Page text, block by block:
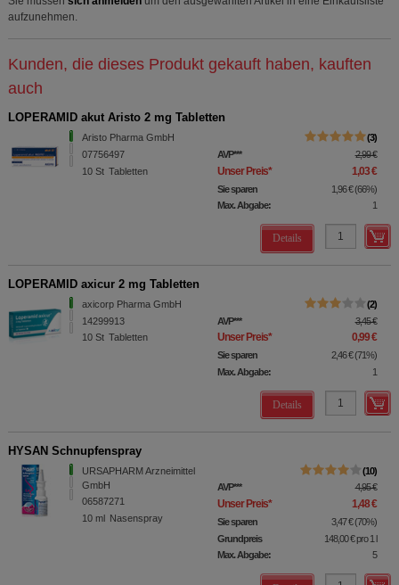
aufzunehmen.
Kunden, die dieses Produkt gekauft haben, kauften
auch
LOPERAMID akut Aristo 2 mg Tabletten
Aristo Pharma GmbH
07756497
10 St Tabletten
3
AVP*** 2,99 €
Unser Preis* 1,03 €
Sie sparen 1,96 € (66%)
Max. Abgabe:
1
Details
LOPERAMID axicur 2 mg Tabletten
axicorp Pharma GmbH
14299913
10 St Tabletten
2
AVP*** 3,45 €
Unser Preis* 0,99 €
Sie sparen 2,46 € (71%)
Max. Abgabe:
1
Details
HYSAN Schnupfenspray
URSAPHARM Arzneimittel
GmbH
06587271
10 ml Nasenspray
10
AVP*** 4,95 €
Unser Preis* 1,48 €
Sie sparen 3,47 € (70%)
Grundpreis
148,00 €pro 1 l
Max. Abgabe:
5